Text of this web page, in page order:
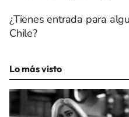
¿Tienes entrada para
Chile?
Lo más visto